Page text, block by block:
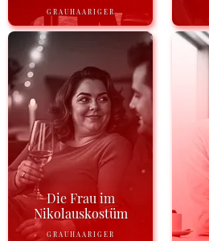
GRAUHAARIGER
Die Frau im
Nikolauskostüm
GRAUHAARIGER